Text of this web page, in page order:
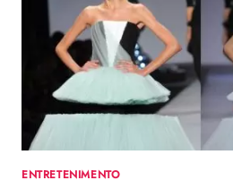
UM
VESTIDO
GUCCI
ENTRETENIMENTO